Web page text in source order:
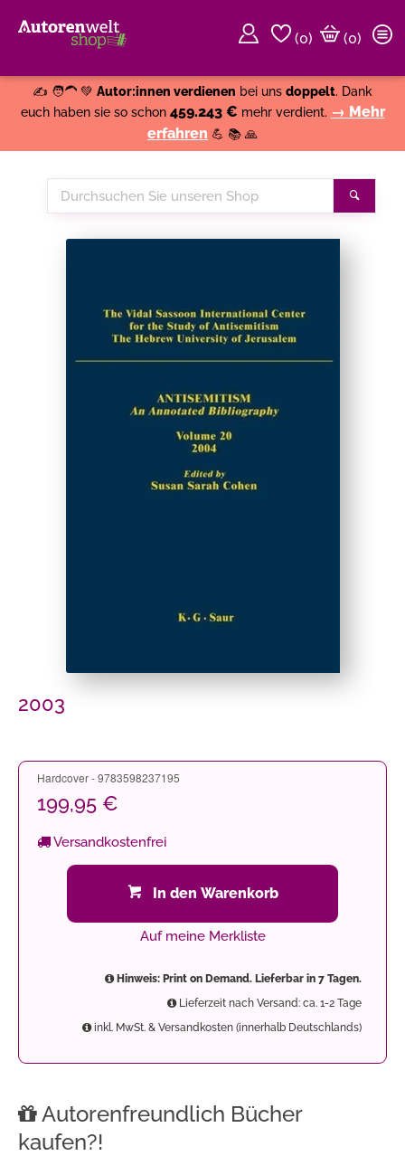
(0)
(0)
✍️ 🧑‍🦱 💚 Autor:innen verdienen bei uns doppelt. Dank
euch haben sie so schon 459.243 € mehr verdient. → Mehr
erfahren 💪 📚 🙏
Durchsuchen
Sie
2003
Hardcover - 9783598237195
199,95 €
Versandkostenfrei
In den Warenkorb
Auf meine Merkliste
Hinweis: Print on Demand. Lieferbar in 7 Tagen.
Lieferzeit nach Versand: ca. 1-2 Tage
inkl. MwSt. & Versandkosten (innerhalb Deutschlands)
Autorenfreundlich Bücher
kaufen?!